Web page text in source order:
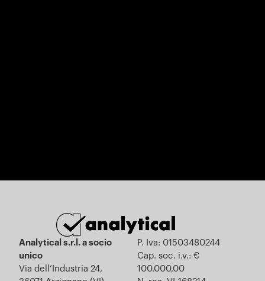
Analytical s.r.l. a socio
unico
Via dell’Industria 24,
P. Iva: 01503480244
Cap. soc. i.v.: €
100.000,00